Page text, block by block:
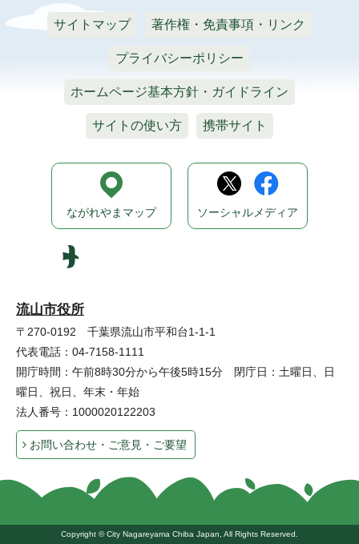
サイトマップ 著作権・免責事項・リンク
プライバシーポリシー
ホームページ基本方針・ガイドライン
サイトの使い方 携帯サイト
流山市役所
〒270-0192 千葉県流山市平和台1-1-1
代表電話：04-7158-1111
開庁時間：午前8時30分から午後5時15分 閉庁日：土曜日、日
曜日、祝日、年末・年始
法人番号：1000020122203
お問い合わせ・ご意見・ご要望
ながれやまマップ ソーシャルメディア
Copyright © City Nagareyama Chiba Japan, All Rights Reserved.